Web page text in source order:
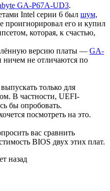
GA-P67A-UD3.
Intel серии 6 был шум,
проигнорировал его и купил
которая, к счастью,
версию платы — GA-
ничем не отличаются по
только для
В частности, UEFI-
бы опробовать.
посмотреть на это.
вас сравнить
BIOS двух этих плат.
назад